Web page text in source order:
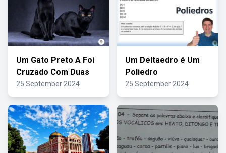
Um Gato Preto A Foi
Cruzado Com Duas
25 September 2024
Um Deltaedro é Um
Poliedro
25 September 2024